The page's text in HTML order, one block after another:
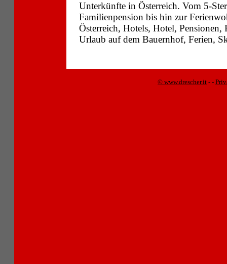
Unterkünfte in Österreich. Vom 5-
Familienpension bis hin zur
Österreich, Hotels, Hotel,
Urlaub auf dem Bauernhof, Ferien,
© www.drescher.it - -